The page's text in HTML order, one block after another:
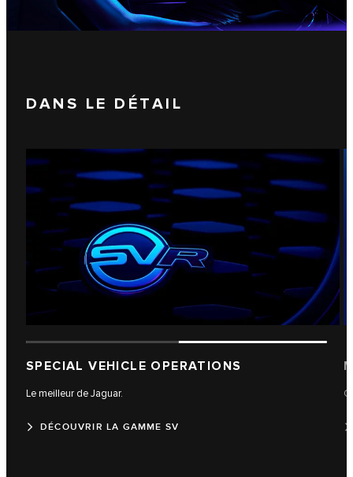
DANS LE DÉTAIL
SPECIAL VEHICLE OPERATIONS
Le meilleur de Jaguar.
DÉCOUVRIR LA GAMME SV